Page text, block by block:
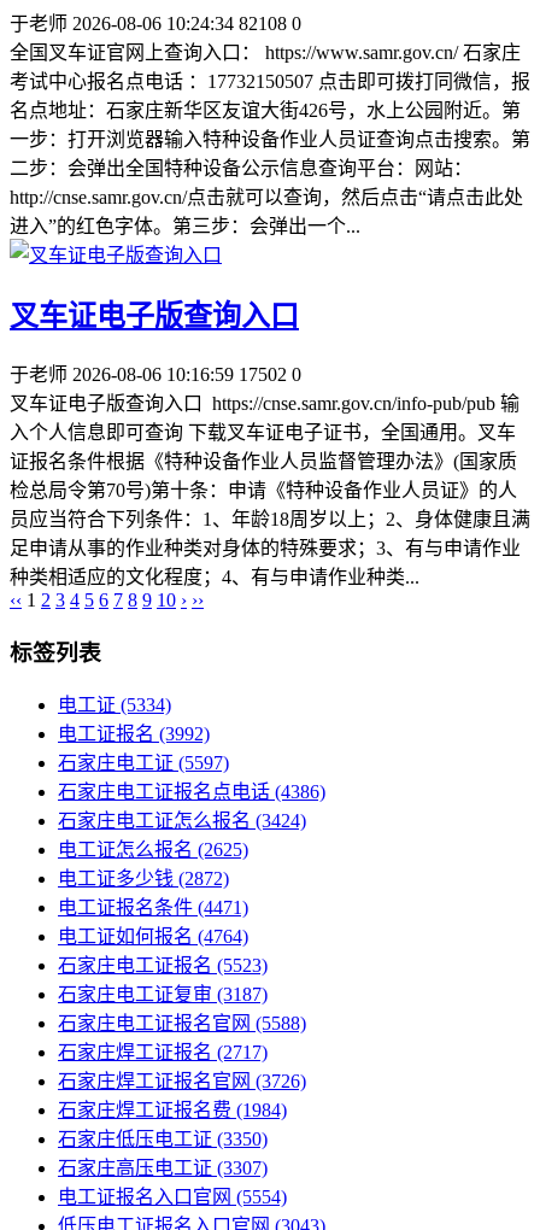
于老师 2026-08-06 10:24:34 82108 0
全国叉车证官网上查询入口： https://www.samr.gov.cn/ 石家庄
考试中心报名点电话 ：17732150507 点击即可拨打同微信，报
名点地址：石家庄新华区友谊大街426号，水上公园附近。第
一步：打开浏览器输入特种设备作业人员证查询点击搜索。第
二步：会弹出全国特种设备公示信息查询平台：网站：
http://cnse.samr.gov.cn/点击就可以查询，然后点击“请点击此处
进入”的红色字体。第三步：会弹出一个...
叉车证电子版查询入口
于老师 2026-08-06 10:16:59 17502 0
叉车证电子版查询入口 https://cnse.samr.gov.cn/info-pub/pub 输
入个人信息即可查询 下载叉车证电子证书，全国通用。叉车
证报名条件根据《特种设备作业人员监督管理办法》(国家质
检总局令第70号)第十条：申请《特种设备作业人员证》的人
员应当符合下列条件：1、年龄18周岁以上；2、身体健康且满
足申请从事的作业种类对身体的特殊要求；3、有与申请作业
种类相适应的文化程度；4、有与申请作业种类...
‹‹ 1 2 3 4 5 6 7 8 9 10 › ››
标签列表
电工证 (5334)
电工证报名 (3992)
石家庄电工证 (5597)
石家庄电工证报名点电话 (4386)
石家庄电工证怎么报名 (3424)
电工证怎么报名 (2625)
电工证多少钱 (2872)
电工证报名条件 (4471)
电工证如何报名 (4764)
石家庄电工证报名 (5523)
石家庄电工证复审 (3187)
石家庄电工证报名官网 (5588)
石家庄焊工证报名 (2717)
石家庄焊工证报名官网 (3726)
石家庄焊工证报名费 (1984)
石家庄低压电工证 (3350)
石家庄高压电工证 (3307)
电工证报名入口官网 (5554)